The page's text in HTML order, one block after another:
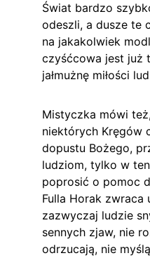
Świat bardzo
odeszli, a dusze te
na jakakolwiek
czyśćcowa jest już
jałmużnę miłości
Mistyczka mówi
niektórych Kręgów
dopustu Bożego,
ludziom, tylko w
poprosić o pomoc
Fulla Horak zwraca
zazwyczaj ludzie
sennych zjaw, nie
odrzucają, nie